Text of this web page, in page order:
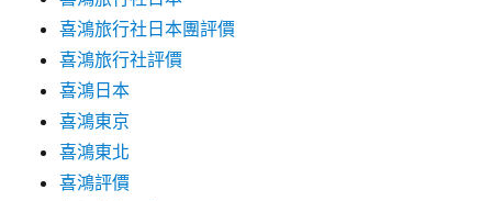
喜鴻旅行社日本團評價
喜鴻旅行社評價
喜鴻日本
喜鴻東京
喜鴻東北
喜鴻評價